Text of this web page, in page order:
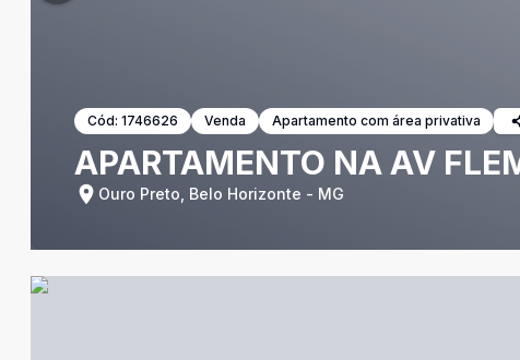
Cód: 1746626 Venda Apartamento com área privativa
APARTAMENTO NA AV
Ouro Preto, Belo Horizonte - MG